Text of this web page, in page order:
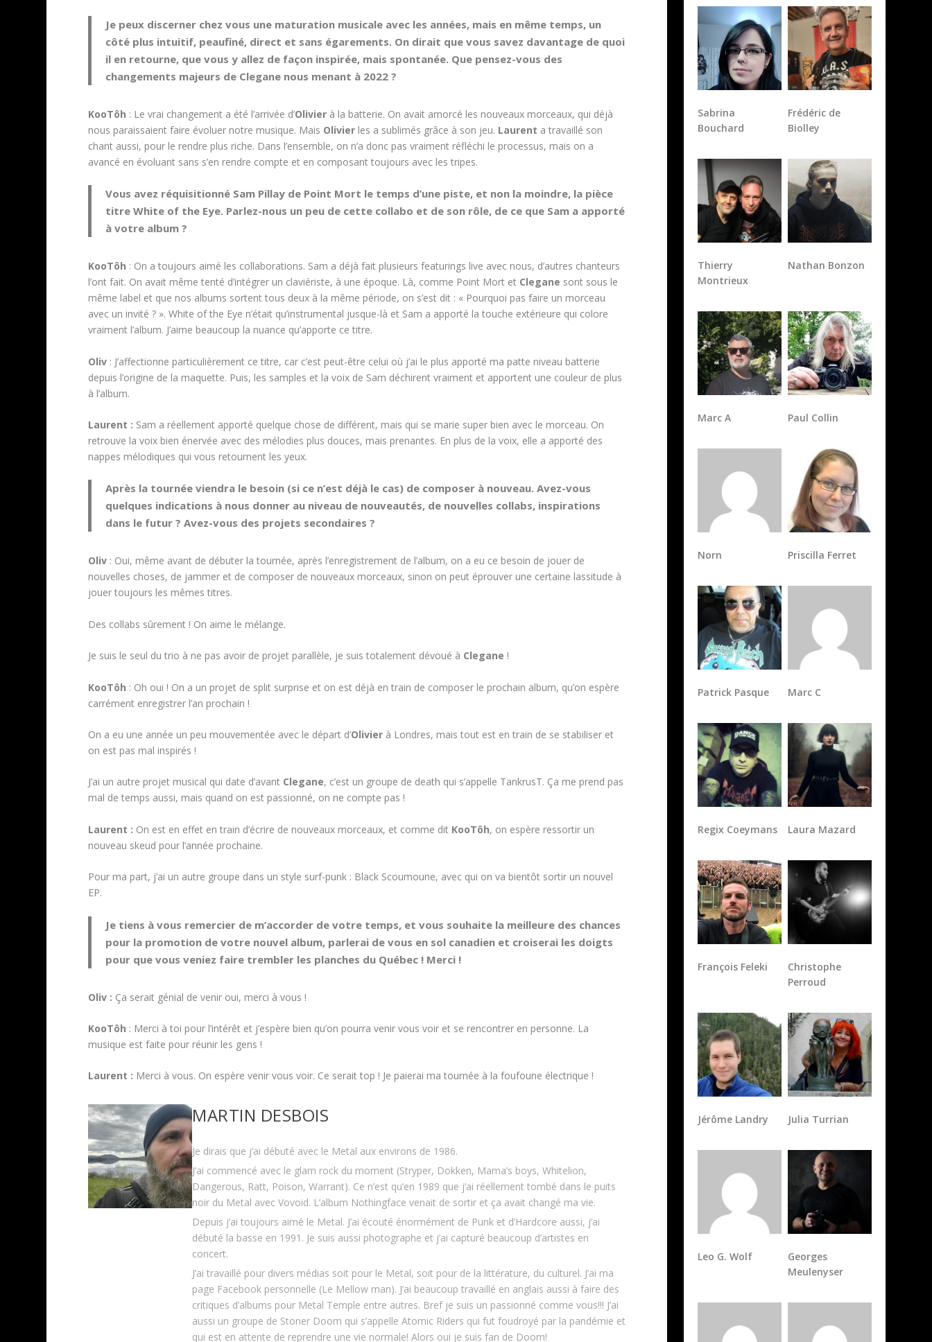
Je peux discerner chez vous une maturation musicale avec les années, mais en même temps, un
côté plus intuitif, peaufiné, direct et sans égarements. On dirait que vous savez davantage de quoi
il en retourne, que vous y allez de façon inspirée, mais spontanée. Que pensez-vous des
changements majeurs de Clegane nous menant à 2022 ?
KooTôh : Le vrai changement a été l’arrivée d’Olivier à la batterie. On avait amorcé les nouveaux morceaux, qui déjà
nous paraissaient faire évoluer notre musique. Mais Olivier les a sublimés grâce à son jeu. Laurent a travaillé son
chant aussi, pour le rendre plus riche. Dans l’ensemble, on n’a donc pas vraiment réfléchi le processus, mais on a
avancé en évoluant sans s’en rendre compte et en composant toujours avec les tripes.
Vous avez réquisitionné Sam Pillay de Point Mort le temps d’une piste, et non la moindre, la pièce
titre White of the Eye. Parlez-nous un peu de cette collabo et de son rôle, de ce que Sam a apporté
à votre album ?
KooTôh : On a toujours aimé les collaborations. Sam a déjà fait plusieurs featurings live avec nous, d’autres chanteurs
l’ont fait. On avait même tenté d’intégrer un claviériste, à une époque. Là, comme Point Mort et Clegane sont sous le
même label et que nos albums sortent tous deux à la même période, on s’est dit : « Pourquoi pas faire un morceau
avec un invité ? ». White of the Eye n’était qu’instrumental jusque-là et Sam a apporté la touche extérieure qui colore
vraiment l’album. J’aime beaucoup la nuance qu’apporte ce titre.
Oliv : J’affectionne particulièrement ce titre, car c’est peut-être celui où j’ai le plus apporté ma patte niveau batterie
depuis l’origine de la maquette. Puis, les samples et la voix de Sam déchirent vraiment et apportent une couleur de plus
à l’album.
Laurent : Sam a réellement apporté quelque chose de différent, mais qui se marie super bien avec le morceau. On
retrouve la voix bien énervée avec des mélodies plus douces, mais prenantes. En plus de la voix, elle a apporté des
nappes mélodiques qui vous retournent les yeux.
Après la tournée viendra le besoin (si ce n’est déjà le cas) de composer à nouveau. Avez-vous
quelques indications à nous donner au niveau de nouveautés, de nouvelles collabs, inspirations
dans le futur ? Avez-vous des projets secondaires ?
Oliv : Oui, même avant de débuter la tournée, après l’enregistrement de l’album, on a eu ce besoin de jouer de
nouvelles choses, de jammer et de composer de nouveaux morceaux, sinon on peut éprouver une certaine lassitude à
jouer toujours les mêmes titres.
Des collabs sûrement ! On aime le mélange.
Je suis le seul du trio à ne pas avoir de projet parallèle, je suis totalement dévoué à Clegane !
KooTôh : Oh oui ! On a un projet de split surprise et on est déjà en train de composer le prochain album, qu’on espère
carrément enregistrer l’an prochain !
On a eu une année un peu mouvementée avec le départ d’Olivier à Londres, mais tout est en train de se stabiliser et
on est pas mal inspirés !
J’ai un autre projet musical qui date d’avant Clegane, c’est un groupe de death qui s’appelle TankrusT. Ça me prend pas
mal de temps aussi, mais quand on est passionné, on ne compte pas !
Laurent : On est en effet en train d’écrire de nouveaux morceaux, et comme dit KooTôh, on espère ressortir un
nouveau skeud pour l’année prochaine.
Pour ma part, j’ai un autre groupe dans un style surf-punk : Black Scoumoune, avec qui on va bientôt sortir un nouvel
EP.
Je tiens à vous remercier de m’accorder de votre temps, et vous souhaite la meilleure des chances
pour la promotion de votre nouvel album, parlerai de vous en sol canadien et croiserai les doigts
pour que vous veniez faire trembler les planches du Québec ! Merci !
Oliv : Ça serait génial de venir oui, merci à vous !
KooTôh : Merci à toi pour l’intérêt et j’espère bien qu’on pourra venir vous voir et se rencontrer en personne. La
musique est faite pour réunir les gens !
Laurent : Merci à vous. On espère venir vous voir. Ce serait top ! Je paierai ma tournée à la foufoune électrique !
MARTIN DESBOIS
Je dirais que j’ai débuté avec le Metal aux environs de 1986.
J’ai commencé avec le glam rock du moment (Stryper, Dokken, Mama’s boys, Whitelion,
Dangerous, Ratt, Poison, Warrant). Ce n’est qu’en 1989 que j’ai réellement tombé dans le puits
noir du Metal avec Vovoid. L’album Nothingface venait de sortir et ça avait changé ma vie.
Depuis j’ai toujours aimé le Metal. J’ai écouté énormément de Punk et d’Hardcore aussi, j’ai
débuté la basse en 1991. Je suis aussi photographe et j’ai capturé beaucoup d’artistes en
concert.
J’ai travaillé pour divers médias soit pour le Metal, soit pour de la littérature, du culturel. J’ai ma
page Facebook personnelle (Le Mellow man). J’ai beaucoup travaillé en anglais aussi à faire des
critiques d’albums pour Metal Temple entre autres. Bref je suis un passionné comme vous!!! J’ai
aussi un groupe de Stoner Doom qui s’appelle Atomic Riders qui fut foudroyé par la pandémie et
qui est en attente de reprendre une vie normale! Alors oui je suis fan de Doom!
Sabrina
Bouchard
Frédéric de
Biolley
Thierry
Montrieux
Nathan Bonzon
Marc A Paul Collin
Norn Priscilla Ferret
Patrick Pasque Marc C
Regix Coeymans Laura Mazard
François Feleki
Christophe
Perroud
Jérôme Landry Julia Turrian
Leo G. Wolf
Georges
Meulenyser